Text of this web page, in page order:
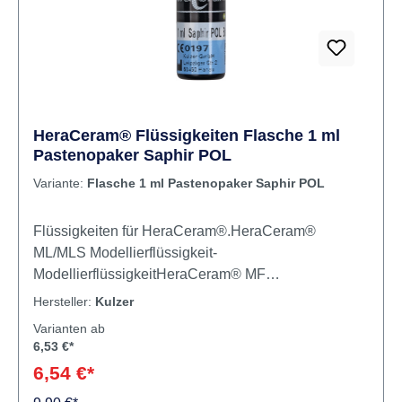
aufgetragen. Nach dem Sintern entfalten sich
natürlich schöne Farbnuancen, die die Restauration
zum Strahlen bringen. Inhalt 12 x 50 ml Liquid4 x 25
ml Marking Liquid1 teschnisches Handbuch
HeraCeram® Flüssigkeiten Flasche 1 ml
Pastenopaker Saphir POL
Variante: Flasche 1 ml Pastenopaker Saphir POL
Flüssigkeiten für HeraCeram®.HeraCeram®
ML/MLS Modellierflüssigkeit-
ModellierflüssigkeitHeraCeram® MF
Malfarbenflüssigkeit -
Flüssigkeit - Anmisch- und
Pastenopaker Liquid POL - Anmisch- und
Hersteller: Kulzer
Varianten ab
6,53 €*
6,54 €*